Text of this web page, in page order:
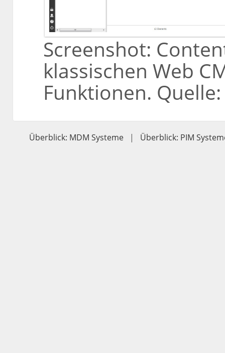
Screenshot:
klassischen Web
Funktionen.
Überblick: MDM Systeme | Überblick: PIM